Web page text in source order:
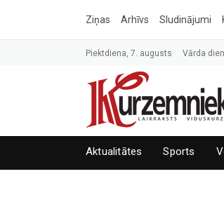
Ziņas Arhīvs Sludinājumi
Piektdiena, 7. augusts Vārda
Aktualitātes Sports